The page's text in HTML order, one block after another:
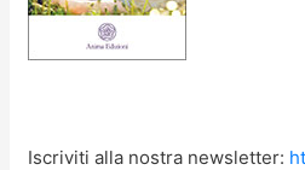
Iscriviti alla nostra newsletter: